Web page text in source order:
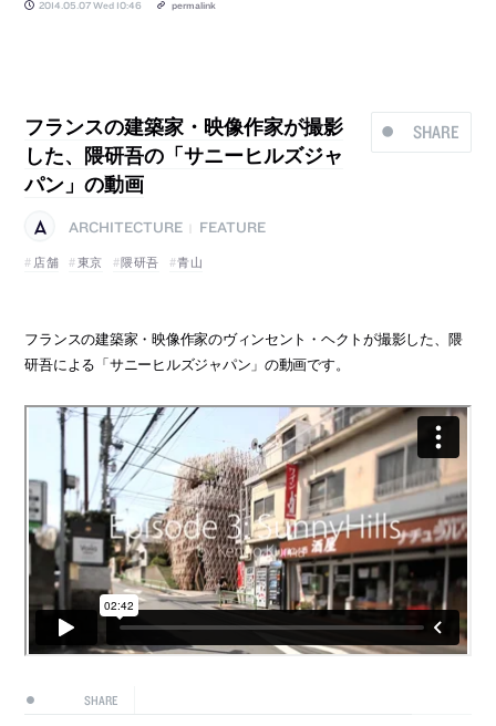
2014.05.07 Wed 10:46 permalink
SHARE
フランスの建築家・映像作家が撮影
した、隈研吾の「サニーヒルズジャ
パン」の動画
ARCHITECTURE
FEATURE
店舗
東京 隈研吾 青山
フランスの建築家・映像作家のヴィンセント・ヘクトが撮影した、隈
研吾による「サニーヒルズジャパン」の動画です。
SHARE